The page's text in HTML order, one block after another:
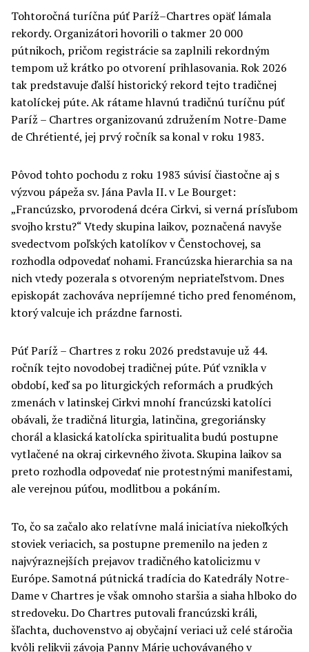
Tohtoročná turíčna púť Paríž–Chartres opäť lámala
rekordy. Organizátori hovorili o takmer 20 000
pútnikoch, pričom registrácie sa zaplnili rekordným
tempom už krátko po otvorení prihlasovania. Rok 2026
tak predstavuje ďalší historický rekord tejto tradičnej
katolíckej púte. Ak rátame hlavnú tradičnú turíčnu púť
Paríž – Chartres organizovanú združením Notre-Dame
de Chrétienté, jej prvý ročník sa konal v roku 1983.
Pôvod tohto pochodu z roku 1983 súvisí čiastočne aj s
výzvou pápeža sv. Jána Pavla II. v Le Bourget:
„Francúzsko, prvorodená dcéra Cirkvi, si verná prísľubom
svojho krstu?“ Vtedy skupina laikov, poznačená navyše
svedectvom poľských katolíkov v Čenstochovej, sa
rozhodla odpovedať nohami. Francúzska hierarchia sa na
nich vtedy pozerala s otvoreným nepriateľstvom. Dnes
episkopát zachováva nepríjemné ticho pred fenoménom,
ktorý valcuje ich prázdne farnosti.
Púť Paríž – Chartres z roku 2026 predstavuje už 44.
ročník tejto novodobej tradičnej púte. Púť vznikla v
období, keď sa po liturgických reformách a prudkých
zmenách v latinskej Cirkvi mnohí francúzski katolíci
obávali, že tradičná liturgia, latinčina, gregoriánsky
chorál a klasická katolícka spiritualita budú postupne
vytlačené na okraj cirkevného života. Skupina laikov sa
preto rozhodla odpovedať nie protestnými manifestami,
ale verejnou púťou, modlitbou a pokáním.
To, čo sa začalo ako relatívne malá iniciatíva niekoľkých
stoviek veriacich, sa postupne premenilo na jeden z
najvýraznejších prejavov tradičného katolicizmu v
Európe. Samotná pútnická tradícia do Katedrály Notre-
Dame v Chartres je však omnoho staršia a siaha hlboko do
stredoveku. Do Chartres putovali francúzski králi,
šľachta, duchovenstvo aj obyčajní veriaci už celé stáročia
kvôli relikvii závoja Panny Márie uchovávaného v